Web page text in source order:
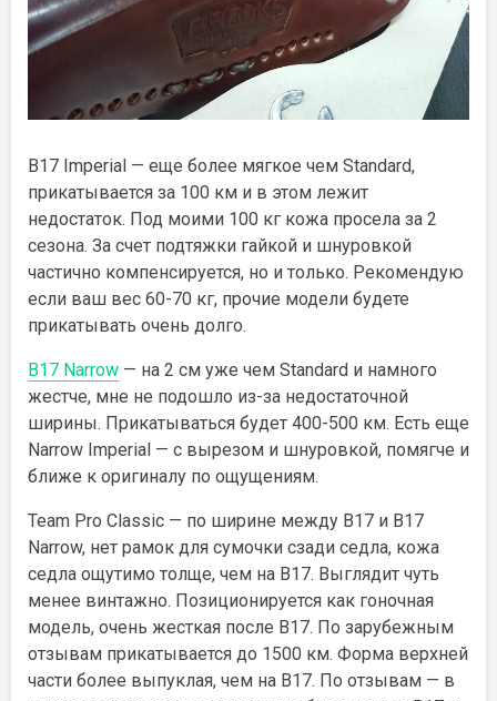
B17 Imperial — еще более мягкое чем Standard,
прикатывается за 100 км и в этом лежит
недостаток. Под моими 100 кг кожа просела за 2
сезона. За счет подтяжки гайкой и шнуровкой
частично компенсируется, но и только. Рекомендую
если ваш вес 60-70 кг, прочие модели будете
прикатывать очень долго.
B17 Narrow — на 2 см уже чем Standard и намного
жестче, мне не подошло из-за недостаточной
ширины. Прикатываться будет 400-500 км. Есть еще
Narrow Imperial — с вырезом и шнуровкой, помягче и
ближе к оригиналу по ощущениям.
Team Pro Classic — по ширине между B17 и B17
Narrow, нет рамок для сумочки сзади седла, кожа
седла ощутимо толще, чем на B17. Выглядит чуть
менее винтажно. Позиционируется как гоночная
модель, очень жесткая после B17. По зарубежным
отзывам прикатывается до 1500 км. Форма верхней
части более выпуклая, чем на B17. По отзывам — в